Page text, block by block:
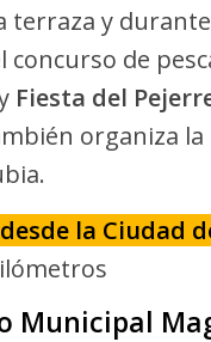
terraza y
concurso de
Fiesta del
organiza la
la Ciudad
Municipal